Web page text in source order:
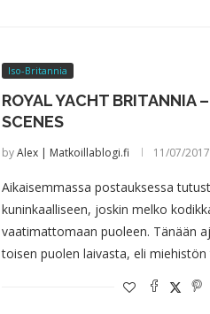
Iso-Britannia
ROYAL YACHT BRITANNIA
SCENES
byAlex | Matkoillablogi.fi 11/07/2017
Aikaisemmassa postauksessa
kuninkaalliseen, joskin melko
vaatimattomaan puoleen. Tänään
toisen puolen laivasta, eli